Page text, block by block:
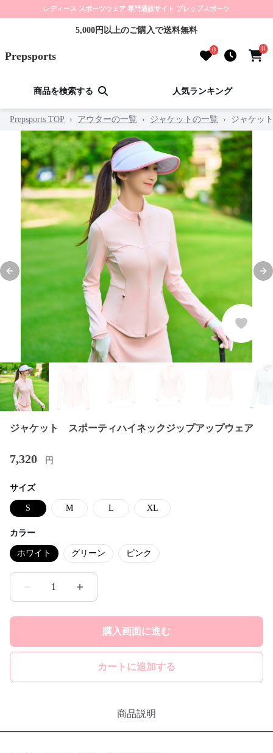
レディース スポーツウェア 専門通販サイト プレップスポーツ
5,000円以上のご購入で送料無料
Prepsports 0 0
商品を検索する 人気ランキング
Prepsports TOP › アウターの一覧 › ジャケットの一覧 › ジャケッ
Previous slide
ジャケット スポーティハイネックジップアップウェア
7,320 円
サイズ
S M L XL
カラー
ホワイト グリーン ピンク
1
購入画面に進む
カートに追加する
商品説明